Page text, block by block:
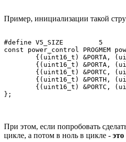
Пример, инициализации такой
#define V5_SIZE		5
const power_control PROGMEM
};
При этом, если попробовать
цикле, а потом в ноль в цикле - это